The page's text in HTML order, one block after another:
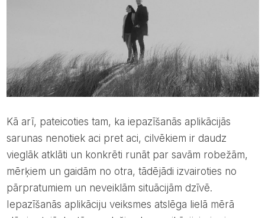
Kā arī, pateicoties tam, ka iepazīšanās aplikācijās
sarunas nenotiek aci pret aci, cilvēkiem ir daudz
vieglāk atklāti un konkrēti runāt par savām robežām,
mērķiem un gaidām no otra, tādējādi izvairoties no
pārpratumiem un neveiklām situācijām dzīvē.
Iepazīšanās aplikāciju veiksmes atslēga lielā mērā